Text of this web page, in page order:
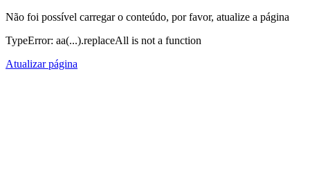
Não foi possível carregar o conteúdo, por favor, atualize a página
TypeError: aa(...).replaceAll is not a function
Atualizar página